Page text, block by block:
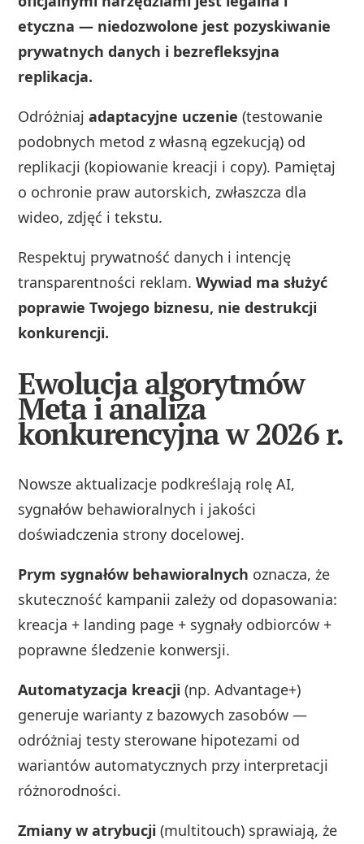
etyczna — niedozwolone jest pozyskiwanie
prywatnych danych i bezrefleksyjna
replikacja.
Odróżniajadaptacyjne uczenie (testowanie
podobnych metod z własną egzekucją) od
replikacji (kopiowanie kreacji i copy). Pamiętaj
o ochronie praw autorskich, zwłaszcza dla
wideo, zdjęć i tekstu.
Respektuj prywatność danych i intencję
transparentności reklam.Wywiad ma służyć
poprawie Twojego biznesu, nie destrukcji
konkurencji.
Ewolucja algorytmów
Meta i analiza
konkurencyjna w 2026 r.
Nowsze aktualizacje podkreślają rolę AI,
sygnałów behawioralnych i jakości
doświadczenia strony docelowej.
Prym sygnałów behawioralnych oznacza, że
skuteczność kampanii zależy od dopasowania:
kreacja + landing page + sygnały odbiorców +
poprawne śledzenie konwersji.
Automatyzacja kreacji (np. Advantage+)
generuje warianty z bazowych zasobów —
odróżniaj testy sterowane hipotezami od
wariantów automatycznych przy interpretacji
różnorodności.
Zmiany w atrybucji (multitouch) sprawiają, że